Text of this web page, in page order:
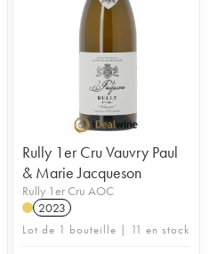
Rully 1er Cru Vauvry Paul
& Marie Jacqueson
Rully 1er Cru AOC
2023
Lot de 1 bouteille | 11 en stock